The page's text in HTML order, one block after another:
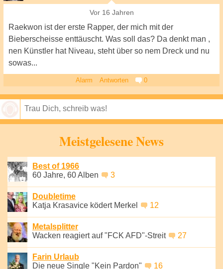
Vor 16 Jahren
Raekwon ist der erste Rapper, der mich mit der
Bieberscheisse enttäuscht. Was soll das? Da denkt man ,
nen Künstler hat Niveau, steht über so nem Dreck und nu
sowas...
Alarm Antworten 0
Meistgelesene News
Best of 1966
60 Jahre, 60 Alben
3
Doubletime
Katja Krasavice ködert Merkel
12
Metalsplitter
Wacken reagiert auf "FCK AFD"-Streit
27
Farin Urlaub
Die neue Single "Kein Pardon"
16